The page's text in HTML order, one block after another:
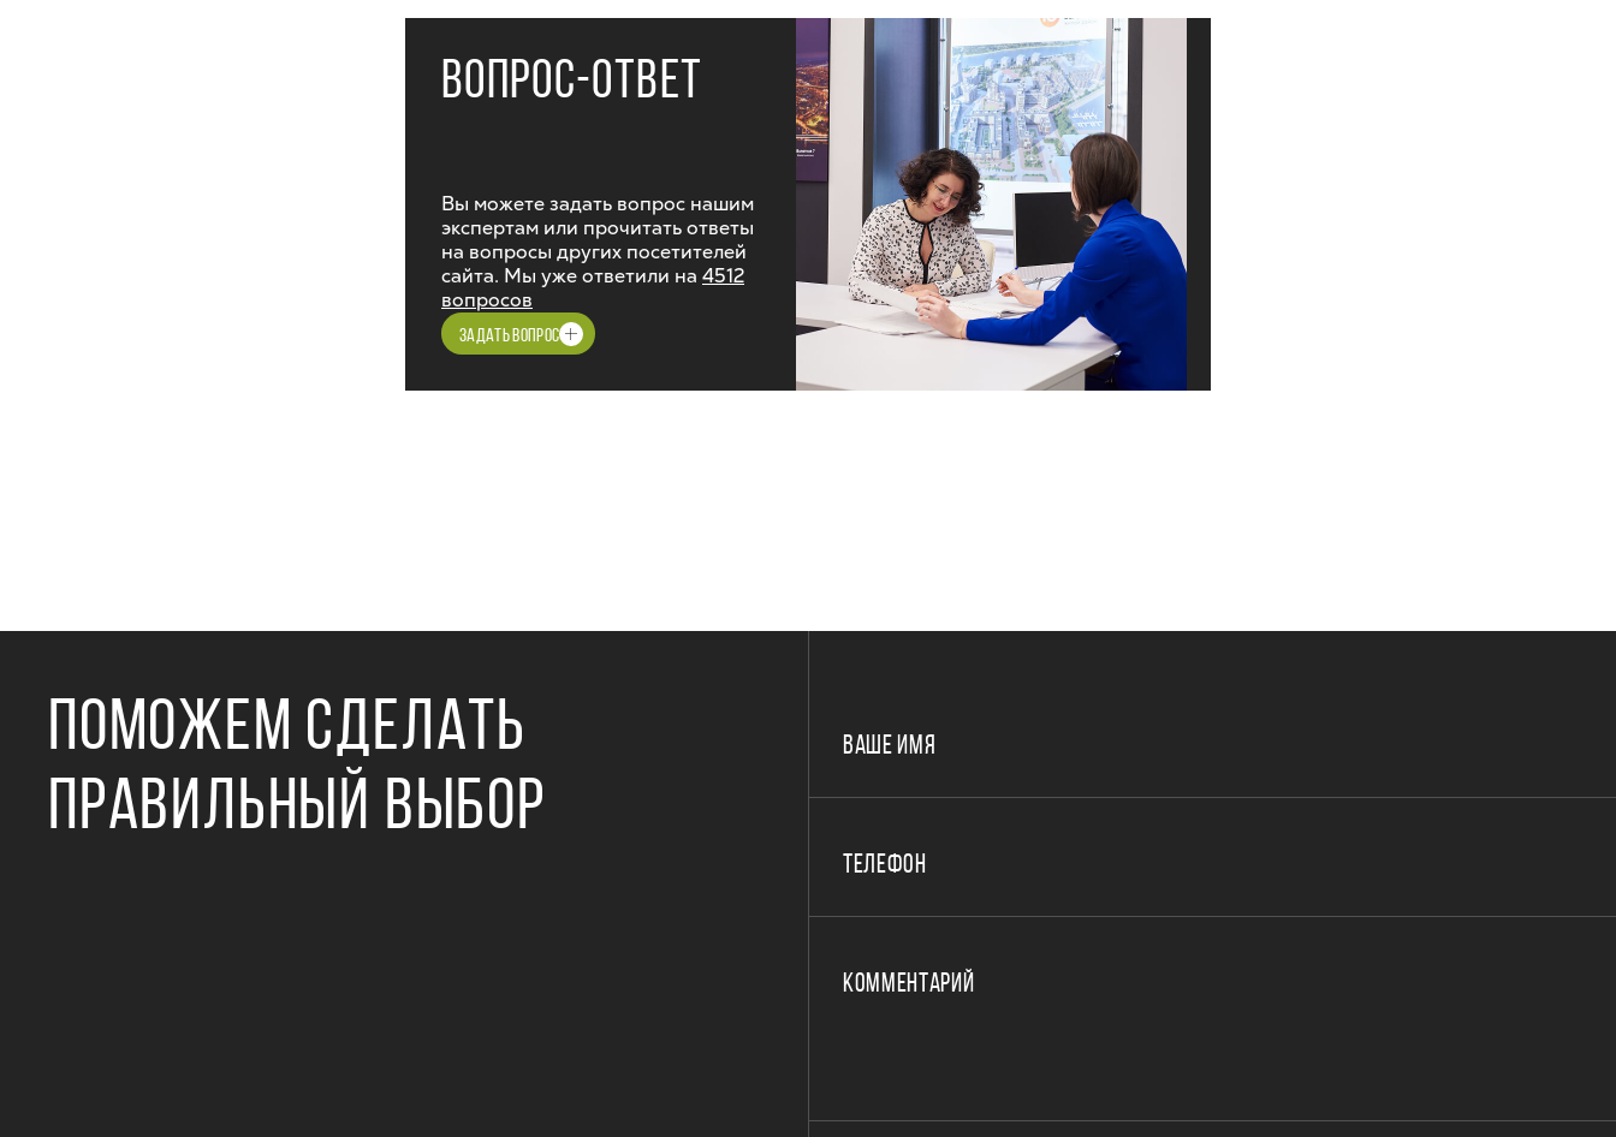
ВОПРОС-ОТВЕТ
Вы можете задать вопрос нашим
экспертам или прочитать ответы
на вопросы других посетителей
сайта. Мы уже ответили на 4512
вопросов
ЗАДАТЬ ВОПРОС
ПОМОЖЕМ СДЕЛАТЬ
ПРАВИЛЬНЫЙ ВЫБОР
ВАШЕ ИМЯ
ТЕЛЕФОН
КОММЕНТАРИЙ